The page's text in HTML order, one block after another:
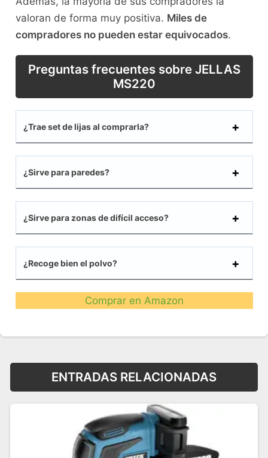
valoran de forma muy positiva. Miles de
compradores no pueden estar equivocados.
Preguntas frecuentes sobre JELLAS
MS220
¿Trae set de lijas al comprarla?
¿Sirve para paredes?
¿Sirve para zonas de difícil acceso?
¿Recoge bien el polvo?
Comprar en Amazon
ENTRADAS RELACIONADAS